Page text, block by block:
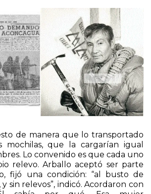
de manera que lo transportado
mochilas, que la cargarían igual
Lo convenido es que cada uno
relevo. Arballo aceptó ser parte
fijó una condición: “al busto de